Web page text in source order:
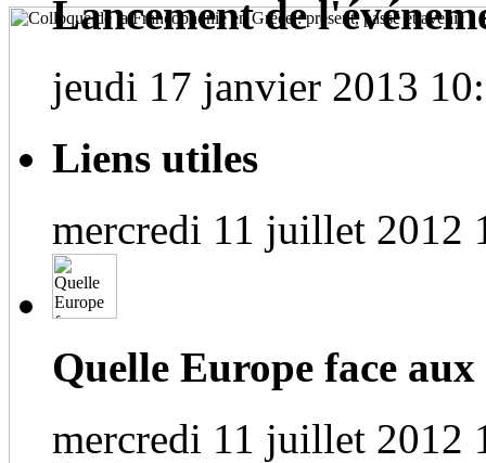
Lancement de
jeudi 17 janvier 2013
Liens utiles
mercredi 11 juillet 2012
Quelle Europe face
mercredi 11 juillet 2012